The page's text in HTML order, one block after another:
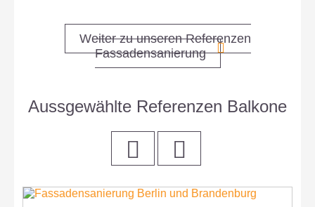
Weiter zu unseren Referenzen
Fassadensanierung
Aussgewählte Referenzen Balkone